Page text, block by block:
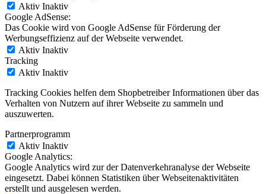
Aktiv Inaktiv
Google AdSense:
Das Cookie wird von Google AdSense für Förderung der
Werbungseffizienz auf der Webseite verwendet.
Aktiv Inaktiv
Tracking
Aktiv Inaktiv
Tracking Cookies helfen dem Shopbetreiber Informationen über das
Verhalten von Nutzern auf ihrer Webseite zu sammeln und
auszuwerten.
Partnerprogramm
Aktiv Inaktiv
Google Analytics:
Google Analytics wird zur der Datenverkehranalyse der Webseite
eingesetzt. Dabei können Statistiken über Webseitenaktivitäten
erstellt und ausgelesen werden.